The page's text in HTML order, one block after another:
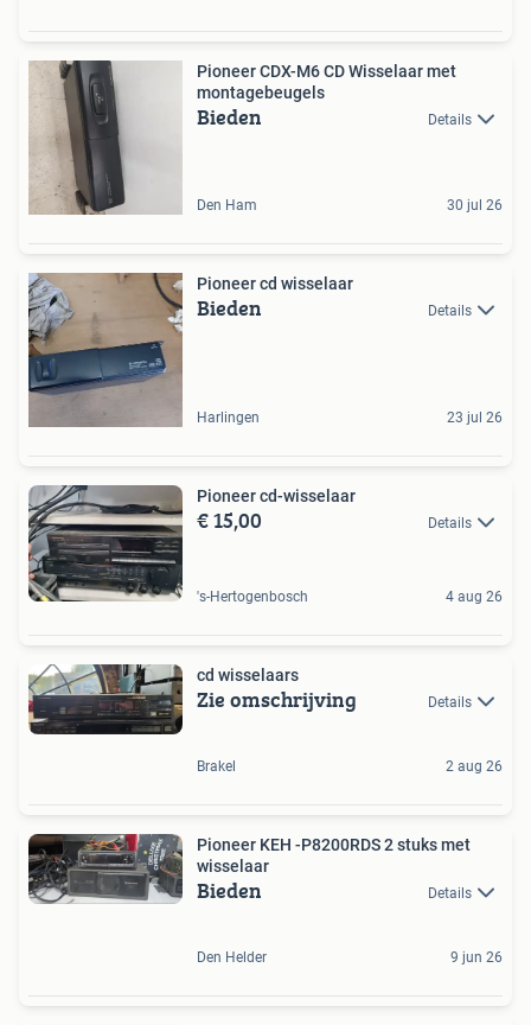
Pioneer CDX-M6 CD Wisselaar met
montagebeugels
Bieden Details
Den Ham 30 jul 26
Pioneer cd wisselaar
Bieden Details
Harlingen 23 jul 26
Pioneer cd-wisselaar
€ 15,00 Details
's-Hertogenbosch 4 aug 26
cd wisselaars
Zie omschrijving Details
Brakel 2 aug 26
Pioneer KEH -P8200RDS 2 stuks met
wisselaar
Bieden Details
Den Helder 9 jun 26